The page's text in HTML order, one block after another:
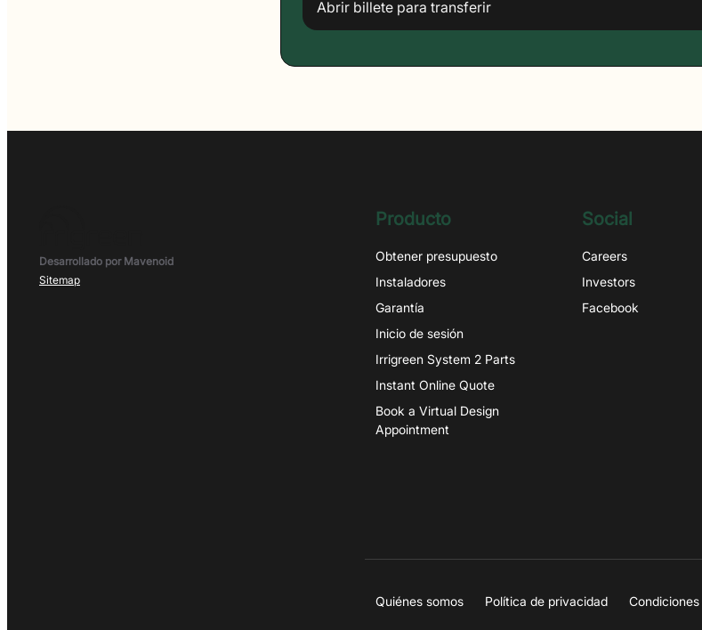
Abrir billete para transferir
Desarrollado por Mavenoid
Sitemap
Producto
Obtener presupuesto
Instaladores
Garantía
Inicio de sesión
Irrigreen System 2 Parts
Instant Online Quote
Book a Virtual Design
Appointment
Social
Careers
Investors
Facebook
Quiénes somos Política de privacidad